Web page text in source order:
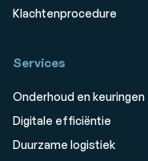
Klachtenprocedure
Services
Onderhoud en keuringen
Digitale efficiëntie
Duurzame logistiek